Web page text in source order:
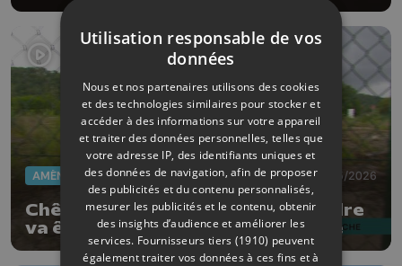
AMÉNAGEMENT DU TERRITOIRE 21/05/2026
Chênée : la rive gauche de la Vesdre
va être entièrement réaménagée
Utilisation responsable de vos
données
Nous et nos partenaires utilisons des cookies
et des technologies similaires pour stocker et
accéder à des informations sur votre appareil
et traiter des données personnelles, telles que
votre adresse IP, des identifiants uniques et
des données de navigation, afin de proposer
des publicités et du contenu personnalisés,
mesurer les publicités et le contenu, obtenir
des insights d’audience et améliorer les
services. Fournisseurs tiers (1910) peuvent
également traiter vos données à ces fins et à